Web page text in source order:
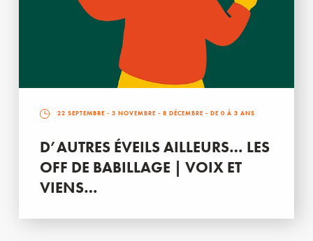
22 SEPTEMBRE - 3 NOVEMBRE - 8 DÉCEMBRE - DE 0 À 3 ANS
D’AUTRES ÉVEILS AILLEURS… LES
OFF DE BABILLAGE | VOIX ET
VIENS…